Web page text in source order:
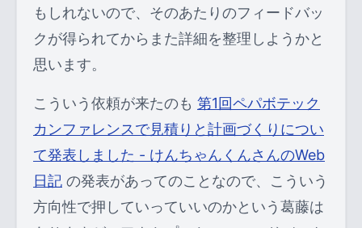
もしれないので、そのあたりのフィードバッ
クが得られてからまた詳細を整理しようかと
思います。
こういう依頼が来たのも 第1回ペパボテック
カンファレンスで見積りと計画づくりについ
て発表しました - けんちゃんくんさんのWeb
日記 の発表があってのことなので、こういう
方向性で押していっていいのかという葛藤は